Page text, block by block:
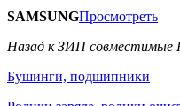
SAMSUNGПросмотреть
Назад к ЗИП совместимые
Бушинги, подшипники